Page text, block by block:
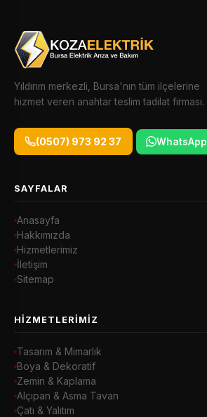
Yıldırım merkezli, Bursa'nın tüm ilçelerine
hizmet veren anahtar teslim tadilat firması.
(0507) 973 92 37 WhatsApp
SAYFALAR
Anasayfa
Hakkımızda
Hizmetlerimiz
İletişim
Sitemap
HIZMETLERIMIZ
Tasarım & Mimarlık
Boya & Dekoratif
Zemin & Kaplama
Alçıpan & Asma Tavan
Çatı & Yalıtım